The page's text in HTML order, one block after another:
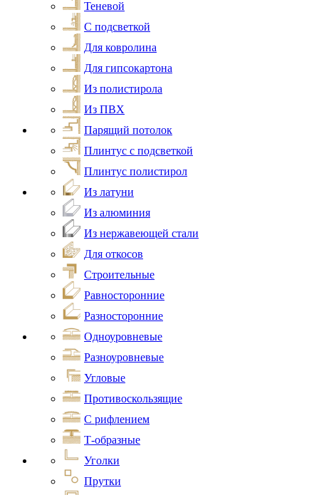
Теневой
С подсветкой
Для ковролина
Для гипсокартона
Из полистирола
Из ПВХ
Парящий потолок
Плинтус с подсветкой
Плинтус полистирол
Из латуни
Из алюминия
Из нержавеющей стали
Для откосов
Строительные
Равносторонние
Разносторонние
Одноуровневые
Разноуровневые
Угловые
Противоскользящие
С рифлением
Т-образные
Уголки
Прутки